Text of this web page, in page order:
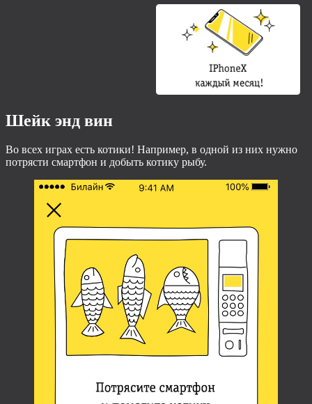
Шейк энд вин
Во всех играх есть котики! Например, в одной из них нужно
потрясти смартфон и добыть котику рыбу.